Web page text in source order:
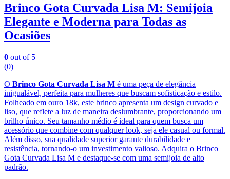
Brinco Gota Curvada Lisa M: Semijoia
Elegante e Moderna para Todas as
Ocasiões
0 out of 5
(0)
O Brinco Gota Curvada Lisa M é uma peça de elegância
inigualável, perfeita para mulheres que buscam sofisticação e estilo.
Folheado em ouro 18k, este brinco apresenta um design curvado e
liso, que reflete a luz de maneira deslumbrante, proporcionando um
brilho único. Seu tamanho médio é ideal para quem busca um
acessório que combine com qualquer look, seja ele casual ou formal.
Além disso, sua qualidade superior garante durabilidade e
resistência, tornando-o um investimento valioso. Adquira o Brinco
Gota Curvada Lisa M e destaque-se com uma semijoia de alto
padrão.